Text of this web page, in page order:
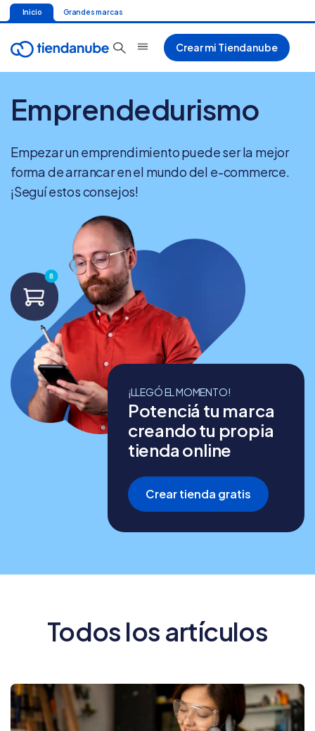
Inicio Grandes marcas
Crear mi Tiendanube
Emprendedurismo
Empezar un emprendimiento puede ser la mejor
forma de arrancar en el mundo del e-commerce.
¡Seguí estos consejos!
¡LLEGÓ EL MOMENTO!
Potenciá tu marca
creando tu propia
tienda online
Crear tienda gratis
Todos los artículos